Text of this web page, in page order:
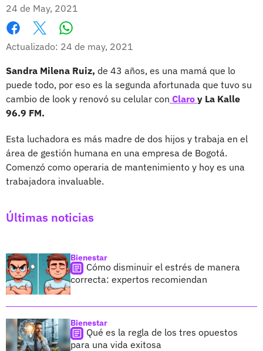
24 de May, 2021
Facebook
X Whatsapp
Actualizado: 24 de may, 2021
Sandra Milena Ruiz, de 43 años, es una mamá que lo
puede todo, por eso es la segunda afortunada que tuvo su
cambio de look y renovó su celular con Claro y La Kalle
96.9 FM.
Esta luchadora es más madre de dos hijos y trabaja en el
área de gestión humana en una empresa de Bogotá.
Comenzó como operaria de mantenimiento y hoy es una
trabajadora invaluable.
Últimas noticias
Bienestar
Cómo disminuir el estrés de manera
correcta: expertos recomiendan
Bienestar
Qué es la regla de los tres opuestos
para una vida exitosa